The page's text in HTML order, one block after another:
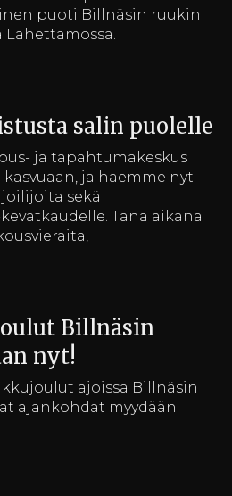
puoti Billnäsin ruukin
Lähettämössä.
salin puolelle
ja tapahtumakeskus
ja haemme nyt
sekä
Tänä aikana
Billnäsin
nyt!
ajoissa Billnäsin
ajankohdat myydään